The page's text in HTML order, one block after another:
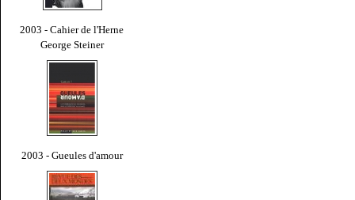
2003 - Cahier de l'Herne
George Steiner
2003 - Gueules d'amour